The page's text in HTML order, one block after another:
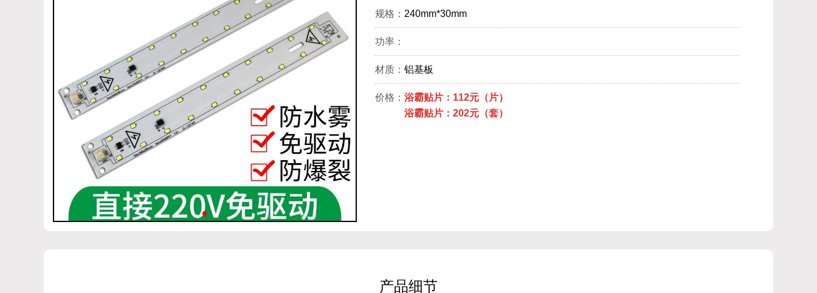
规格： 240mm*30mm
功率：
材质： 铝基板
价格： 浴霸贴片：112元（片）
浴霸贴片：202元（套）
产品细节